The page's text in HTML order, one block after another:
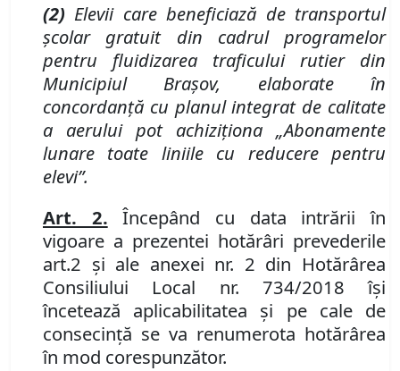
(2) Elevii care beneficiază de transportul
școlargratuit din cadrul programelor
pentru fluidizarea traficului rutier din
Municipiul Braşov, elaborate în
concordanţă cu planul integrat de calitate
a aerului pot achiziţiona „Abonamente
lunare toate liniile cu reducere pentru
elevi”.
Art. 2. Începând cu data intrării în
vigoare a prezentei hotărâri prevederile
art.2 și ale anexei nr. 2 din Hotărârea
Consiliului Local nr. 734/2018 îşi
încetează aplicabilitatea și pe cale de
consecință se va renumerota hotărârea
în mod corespunzător.